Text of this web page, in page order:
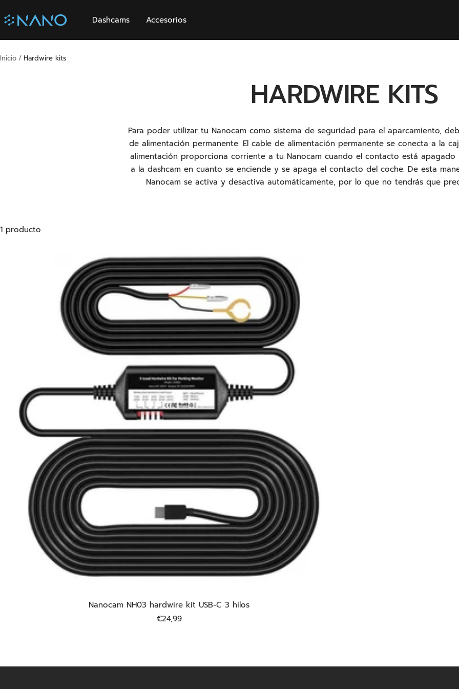
al
Dashcams Accesorios
Nanocam
Inicio Hardwire kits
HARDWIRE KITS
Para poder utilizar tu Nanocam como sistema de seguridad para el aparcamiento,
de alimentación permanente. El cable de alimentación permanente se conecta a la
alimentación proporciona corriente a tu Nanocam cuando el contacto está apagado
a la dashcam en cuanto se enciende y se apaga el contacto del coche. De esta
Nanocam se activa y desactiva automáticamente, por lo que no tendrás que
1 producto
Nanocam NH03 hardwire kit USB-C 3 hilos
Precio
€24,99